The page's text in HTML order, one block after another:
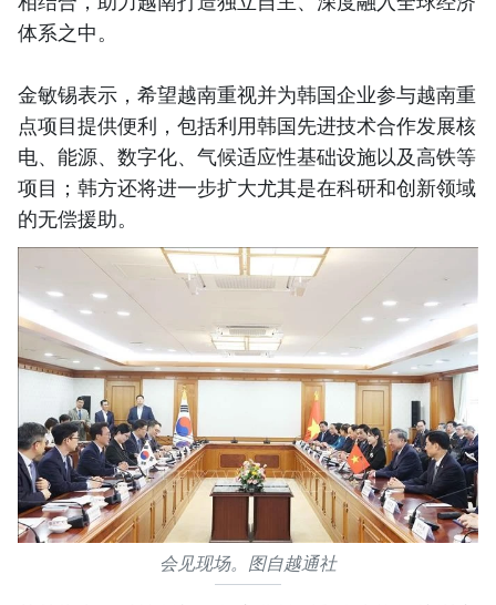
体系之中。
金敏锡表示，希望越南重视并为韩国企业参与越南重
点项目提供便利，包括利用韩国先进技术合作发展核
电、能源、数字化、气候适应性基础设施以及高铁等
项目；韩方还将进一步扩大尤其是在科研和创新领域
的无偿援助。
会见现场。图自越通社